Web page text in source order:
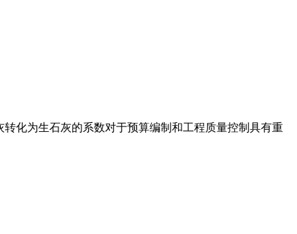
化为生石灰的系数对于预算编制和工程质量控制具有重